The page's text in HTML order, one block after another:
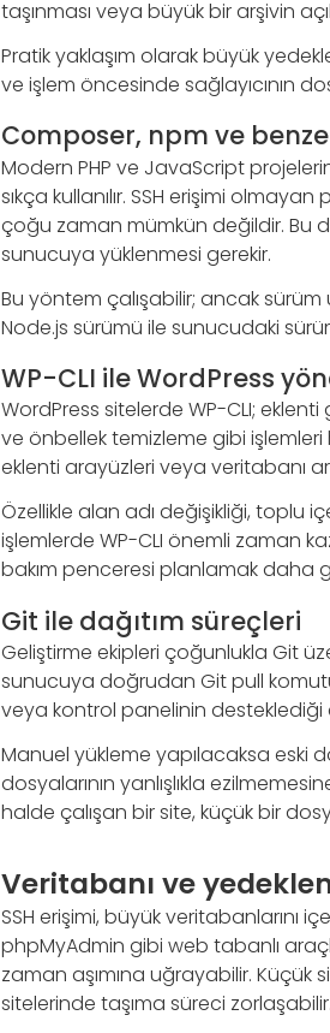
taşınması veya büyük bir arşivin
Pratik yaklaşım olarak büyük
ve işlem öncesinde sağlayıcının
Composer, npm ve
Modern PHP ve JavaScript
sıkça kullanılır. SSH erişimi
çoğu zaman mümkün değildir. Bu
sunucuya yüklenmesi gerekir.
Bu yöntem çalışabilir; ancak sürüm
Node.js sürümü ile sunucudaki
WP-CLI ile WordPress
WordPress sitelerde WP-CLI;
ve önbellek temizleme gibi işlemleri
eklenti arayüzleri veya veritabanı
Özellikle alan adı değişikliği, toplu
işlemlerde WP-CLI önemli zaman
bakım penceresi planlamak daha
Git ile dağıtım süreçleri
Geliştirme ekipleri çoğunlukla Git
sunucuya doğrudan Git pull
veya kontrol panelinin desteklediği
Manuel yükleme yapılacaksa eski
dosyalarının yanlışlıkla
halde çalışan bir site, küçük bir
Veritabanı ve
SSH erişimi, büyük veritabanlarını
phpMyAdmin gibi web tabanlı
zaman aşımına uğrayabilir. Küçük
sitelerinde taşıma süreci zorlaşabilir.